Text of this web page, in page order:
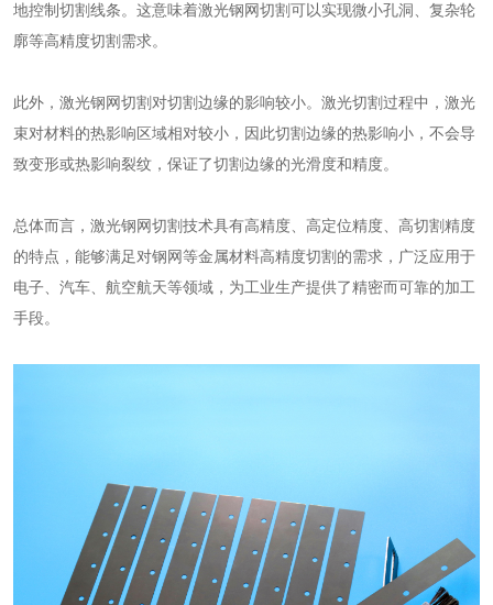
地控制切割线条。这意味着激光钢网切割可以实现微小孔洞、复杂轮
廓等高精度切割需求。
此外，激光钢网切割对切割边缘的影响较小。激光切割过程中，激光
束对材料的热影响区域相对较小，因此切割边缘的热影响小，不会导
致变形或热影响裂纹，保证了切割边缘的光滑度和精度。
总体而言，激光钢网切割技术具有高精度、高定位精度、高切割精度
的特点，能够满足对钢网等金属材料高精度切割的需求，广泛应用于
电子、汽车、航空航天等领域，为工业生产提供了精密而可靠的加工
手段。